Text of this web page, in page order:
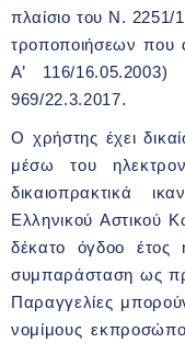
πλαίσιο του Ν. 2251/
τροποποιήσεων που
Α’ 116/
969/22.3.2017.
Ο χρήστης έχει
μέσω του
δικαιοπρακτικά
Ελληνικού Αστικού
δέκατο όγδοο έτος
συμπαράσταση ως
Παραγγελίες
νομίμους